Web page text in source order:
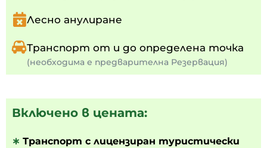
Лесно анулиране
Транспорт от и до определена точка
(необходима е предварителна Резервация)
Включено в цената:
∗ Транспорт с лицензиран туристически